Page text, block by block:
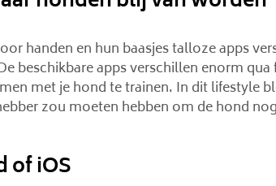
handen en hun baasjes talloze apps
beschikbare apps verschillen enorm
met je hond te trainen. In dit lifestyle
zou moeten hebben om de hond
of iOS